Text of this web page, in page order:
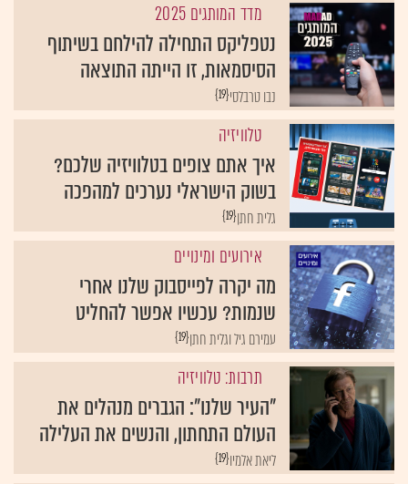
מדד המותגים 2025
נטפליקס התחילה להילחם בשיתוף
הסיסמאות, זו הייתה התוצאה
{19}נבו טרבלסי
טלוויזיה
איך אתם צופים בטלוויזיה שלכם?
בשוק הישראלי נערכים למהפכה
{19}גלית חתן
אירועים ומינויים
מה יקרה לפייסבוק שלנו אחרי
שנמות? עכשיו אפשר להחליט
{19}עמירם גיל וגלית חתן
תרבות: טלוויזיה
"העיר שלנו": הגברים מנהלים את
העולם התחתון, והנשים את העלילה
{19}ליאת אלמיו